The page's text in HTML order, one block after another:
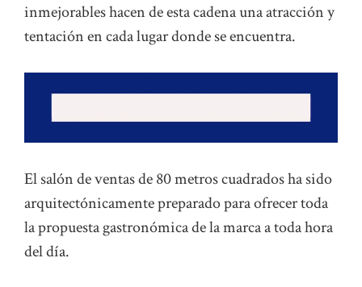
inmejorables hacen de esta cadena una atracción y
tentación en cada lugar donde se encuentra.
El salón de ventas de 80 metros cuadrados ha sido
arquitectónicamente preparado para ofrecer toda
la propuesta gastronómica de la marca a toda hora
del día.